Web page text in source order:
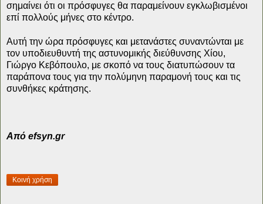
σημαίνει ότι οι πρόσφυγες θα παραμείνουν εγκλωβισμένοι
επί πολλούς μήνες στο κέντρο.
Αυτή την ώρα πρόσφυγες και μετανάστες συναντώνται με
τον υποδιευθυντή της αστυνομικής διεύθυνσης Χίου,
Γιώργο Κεβόπουλο, με σκοπό να τους διατυπώσουν τα
παράπονα τους για την πολύμηνη παραμονή τους και τις
συνθήκες κράτησης.
Aπό efsyn.gr
Κοινή χρήση